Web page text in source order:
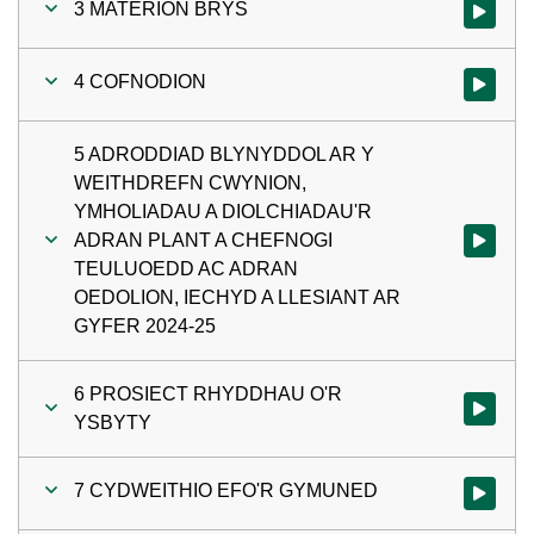
3 MATERION BRYS Gwylio'r
4 COFNODION Gwylio'r
5 ADRODDIAD BLYNYDDOL AR Y
WEITHDREFN CWYNION,
YMHOLIADAU A DIOLCHIADAU'R
ADRAN PLANT A CHEFNOGI
TEULUOEDD AC ADRAN
OEDOLION, IECHYD A LLESIANT AR
GYFER 2024-25
Gwylio'r
6 PROSIECT RHYDDHAU O'R
YSBYTY
Gwylio'r
7 CYDWEITHIO EFO'R GYMUNED Gwylio'r